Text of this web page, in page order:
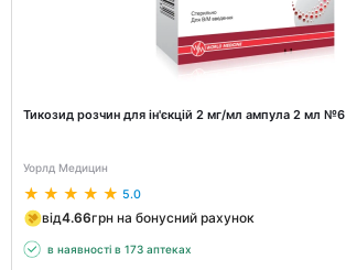
Тикозид розчин для ін'єкцій 2 мг/мл ампула 2 мл №6
Уорлд Медицин
5.0
від4.66грн на бонусний рахунок
в наявності в 173 аптеках